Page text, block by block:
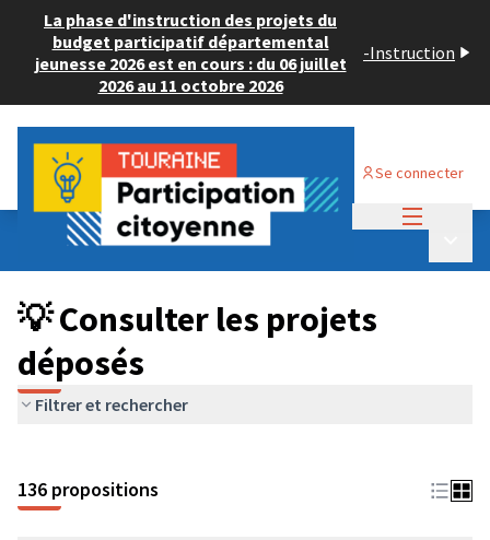
La phase d'instruction des projets du
budget participatif départemental
jeunesse 2026 est en cours : du 06 juillet
2026 au 11 octobre 2026
-Instruction
Se connecter
Budget Participatif JEUNESSE 2024
💡 Consulter les projets déposés
💡 Consulter les projets
déposés
Filtrer et rechercher
136 propositions